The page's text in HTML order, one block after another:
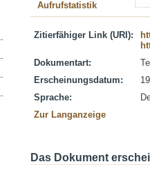
Aufrufstatistik
Zitierfähiger Link (URI):
Dokumentart:
Erscheinungsdatum:
Sprache:
Zur Langanzeige
Das Dokument